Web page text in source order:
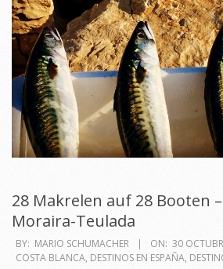
28 Makrelen auf 28 Booten
Moraira-Teulada
2018-
10-
BY: MARIO SCHUMACHER ON: 30
COSTA BLANCA, DESTINOS EN ESPAÑA,